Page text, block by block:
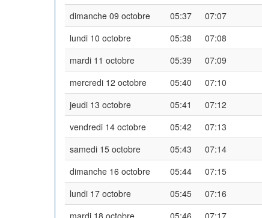
dimanche 09 octobre
05:37 07:07
lundi 10 octobre
05:38 07:08
mardi 11 octobre
05:39 07:09
mercredi 12 octobre
05:40 07:10
jeudi 13 octobre
05:41 07:12
vendredi 14 octobre
05:42 07:13
samedi 15 octobre
05:43 07:14
dimanche 16 octobre
05:44 07:15
lundi 17 octobre
05:45 07:16
mardi 18 octobre
05:46 07:17